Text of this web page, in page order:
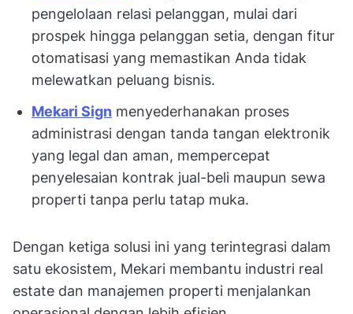
pengelolaan relasi pelanggan, mulai dari
prospek hingga pelanggan setia, dengan fitur
otomatisasi yang memastikan Anda tidak
melewatkan peluang bisnis.
Mekari Sign menyederhanakan proses
administrasi dengan tanda tangan elektronik
yang legal dan aman, mempercepat
penyelesaian kontrak jual-beli maupun sewa
properti tanpa perlu tatap muka.
Dengan ketiga solusi ini yang terintegrasi dalam
satu ekosistem, Mekari membantu industri real
estate dan manajemen properti menjalankan